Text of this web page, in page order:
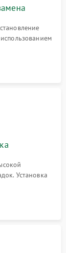
микросхемы
USB
Установка